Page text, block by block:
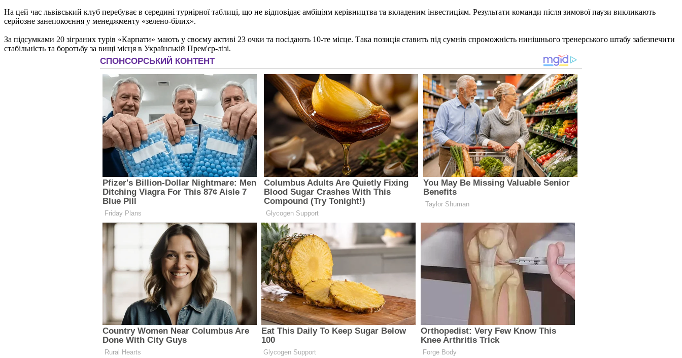
На цей час львівський клуб перебуває в середині турнірної таблиці, що не відповідає амбіціям керівництва та вкладеним інвестиціям. Результати команди після зимової паузи викликають
серйозне занепокоєння у менеджменту «зелено-білих».
За підсумками 20 зіграних турів «Карпати» мають у своєму активі 23 очки та посідають 10-те місце. Така позиція ставить під сумнів спроможність нинішнього тренерського штабу забезпечити
стабільність та боротьбу за вищі місця в Українській Прем'єр-лізі.